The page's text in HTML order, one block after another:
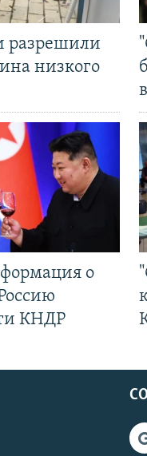
разрешили
низкого
о
КНДР